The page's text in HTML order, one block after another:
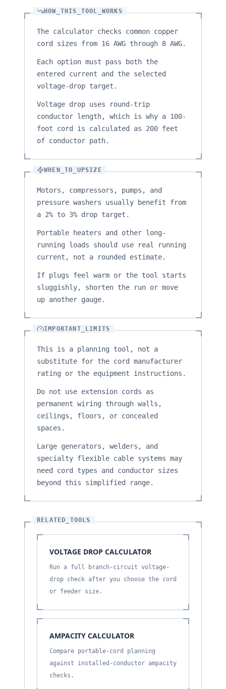
HOW_THIS_TOOL_WORKS
The calculator checks common copper
cord sizes from 16 AWG through 8 AWG.
Each option must pass both the
entered current and the selected
voltage-drop target.
Voltage drop uses round-trip
conductor length, which is why a 100-
foot cord is calculated as 200 feet
of conductor path.
WHEN_TO_UPSIZE
Motors, compressors, pumps, and
pressure washers usually benefit from
a 2% to 3% drop target.
Portable heaters and other long-
running loads should use real running
current, not a rounded estimate.
If plugs feel warm or the tool starts
sluggishly, shorten the run or move
up another gauge.
IMPORTANT_LIMITS
This is a planning tool, not a
substitute for the cord manufacturer
rating or the equipment instructions.
Do not use extension cords as
permanent wiring through walls,
ceilings, floors, or concealed
spaces.
Large generators, welders, and
specialty flexible cable systems may
need cord types and conductor sizes
beyond this simplified range.
RELATED_TOOLS
VOLTAGE DROP CALCULATOR
Run a full branch-circuit voltage-
drop check after you choose the cord
or feeder size.
AMPACITY CALCULATOR
Compare portable-cord planning
against installed-conductor ampacity
checks.